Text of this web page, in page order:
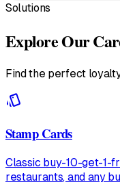
レジの横にQRポスター
わり、洗濯機で回してし
ライアルがあり、クレ
えの間は両方を併用しな
Solutions
Explore Our
Find the perfect
style
Stamp Cards
Classic buy-10-get-1-
restaurants, and any